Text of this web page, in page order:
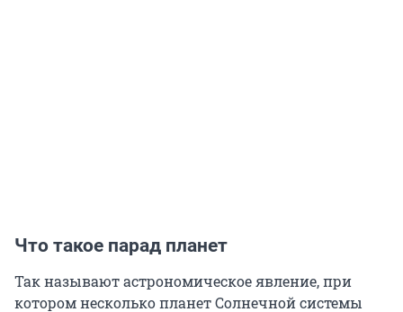
Что такое парад планет
Так называют астрономическое явление, при
котором несколько планет Солнечной системы